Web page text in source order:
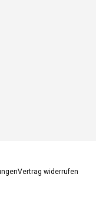
Vertrag widerrufen